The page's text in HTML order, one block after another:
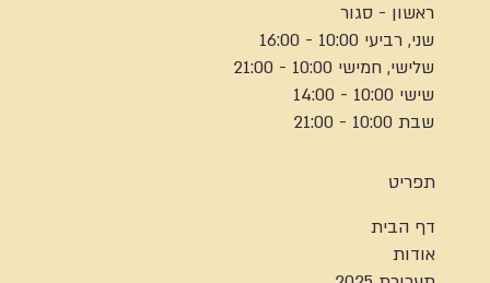
ראשון - סגור
שני, רביעי 10:00 - 16:00
שלישי, חמישי 10:00 - 21:00
שישי 10:00 - 14:00
שבת 10:00 - 21:00
תפריט
דף הבית
אודות